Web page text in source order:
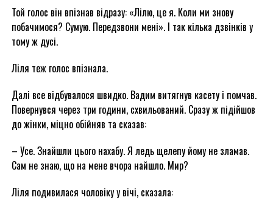
Той голос він впізнав відразу: «Лілю, це я. Коли ми знову
побачимося? Сумую. Передзвони мені». І так кілька дзвінків у
тому ж дусі.
Ліля теж голос впізнала.
Далі все відбувалося швидко. Вадим витягнув касету і помчав.
Повернувся через три години, схвильований. Сразу ж підійшов
до жінки, міцно обійняв та сказав:
– Усе. Знайшли цього нахабу. Я ледь щелепу йому не зламав.
Сам не знаю, що на мене вчора найшло. Мир?
Ліля подивилася чоловіку у вічі, сказала: